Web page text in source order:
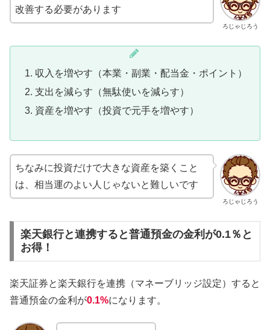
ろじゃじろう
改善する必要があります
収入を増やす（本業・副業・配当金・ポイント）
支出を減らす（無駄使いを減らす）
資産を増やす（投資で元手を増やす）
ろじゃじろう
ちなみに投資だけで大きな資産を築くこと
は、相当運のよい人じゃないと難しいです
楽天銀行と連携すると普通預金の金利が0.1％と
お得！
楽天証券と楽天銀行を連携（マネーブリッジ設定）すると
普通預金の金利が0.1%になります。